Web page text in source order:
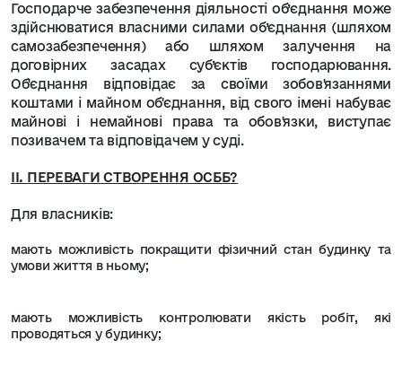
Господарче забезпечення діяльності об’єднання може
здійснюватися власними силами об’єднання (шляхом
самозабезпечення) або шляхом залучення на
договірних засадах суб’єктів господарювання.
Об'єднання відповідає за своїми зобов'язаннями
коштами і майном об'єднання, від свого імені набуває
майнові і немайнові права та обов'язки, виступає
позивачем та відповідачем у суді.
ІІ. ПЕРЕВАГИ СТВОРЕННЯ ОСББ?
Для власників:
мають можливість покращити фізичний стан будинку та
умови життя в ньому;
мають можливість контролювати якість робіт, які
проводяться у будинку;